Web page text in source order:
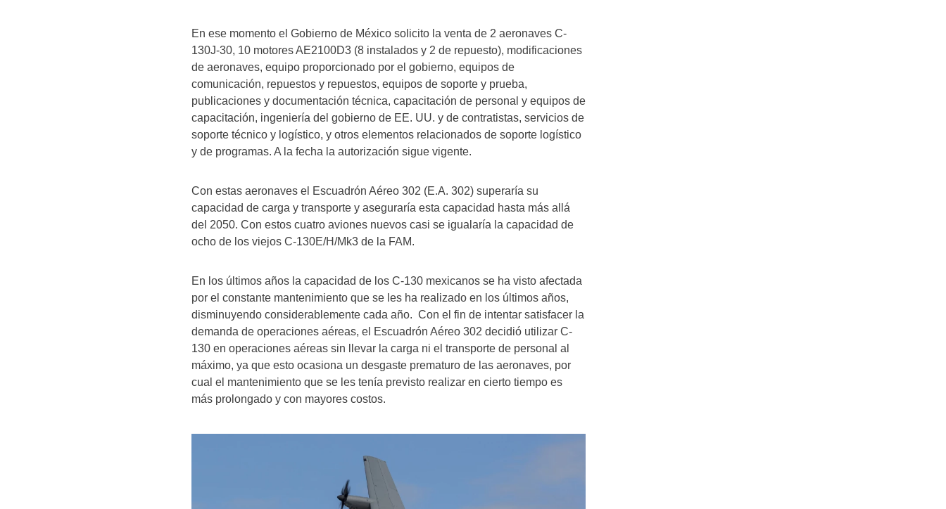
En ese momento el Gobierno de México solicito la venta de 2 aeronaves C-
130J-30, 10 motores AE2100D3 (8 instalados y 2 de repuesto), modificaciones
de aeronaves, equipo proporcionado por el gobierno, equipos de
comunicación, repuestos y repuestos, equipos de soporte y prueba,
publicaciones y documentación técnica, capacitación de personal y equipos de
capacitación, ingeniería del gobierno de EE. UU. y de contratistas, servicios de
soporte técnico y logístico, y otros elementos relacionados de soporte logístico
y de programas. A la fecha la autorización sigue vigente.
Con estas aeronaves el Escuadrón Aéreo 302 (E.A. 302) superaría su
capacidad de carga y transporte y aseguraría esta capacidad hasta más allá
del 2050. Con estos cuatro aviones nuevos casi se igualaría la capacidad de
ocho de los viejos C-130E/H/Mk3 de la FAM.
En los últimos años la capacidad de los C-130 mexicanos se ha visto afectada
por el constante mantenimiento que se les ha realizado en los últimos años,
disminuyendo considerablemente cada año. Con el fin de intentar satisfacer la
demanda de operaciones aéreas, el Escuadrón Aéreo 302 decidió utilizar C-
130 en operaciones aéreas sin llevar la carga ni el transporte de personal al
máximo, ya que esto ocasiona un desgaste prematuro de las aeronaves, por
cual el mantenimiento que se les tenía previsto realizar en cierto tiempo es
más prolongado y con mayores costos.